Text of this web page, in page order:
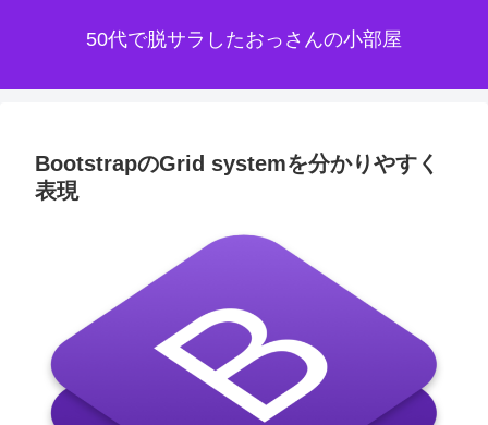
50代で脱サラしたおっさんの小部屋
BootstrapのGrid systemを分かりやすく
表現